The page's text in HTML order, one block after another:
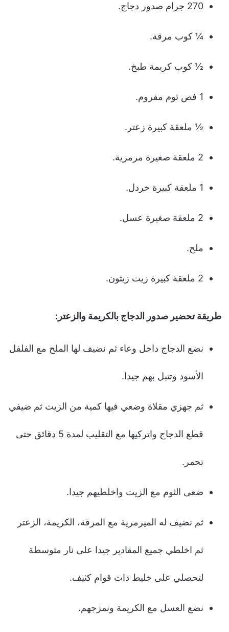
270 جرام صدور دجاج.
¼ كوب مرقة.
½ كوب كريمة طبخ.
1 فص ثوم مفروم.
½ ملعقة كبيرة زعتر.
2 ملعقة صغيرة مرمرية.
1 ملعقة كبيرة خردل.
2 ملعقة صغيرة عسل.
ملح.
2 ملعقة كبيرة زيت زيتون.
طريقة تحضير صدور الدجاج بالكريمة والزعتر :
نضع الدجاج داخل وعاء ثم نضيف لها الملح مع الفلفل
الأسود وتتبل بهم جيدا.
ثم جهزي مقلاة وضعي فيها كمية من الزيت ثم ضيفي
قطع الدجاج واتركيها مع التقليب لمدة 5 دقائق حتى
تحمر.
ضعى الثوم مع الزيت واخلطيهم جيدا.
ثم نضيف له الميرمرية مع المرقة، الكريمة، الزعتر
ثم اخلطي جميع المقادير جيدا على نار متوسطة
لتحصلي على خليط ذات قوام كثيف.
نضع العسل مع الكريمة ونمزجهم.